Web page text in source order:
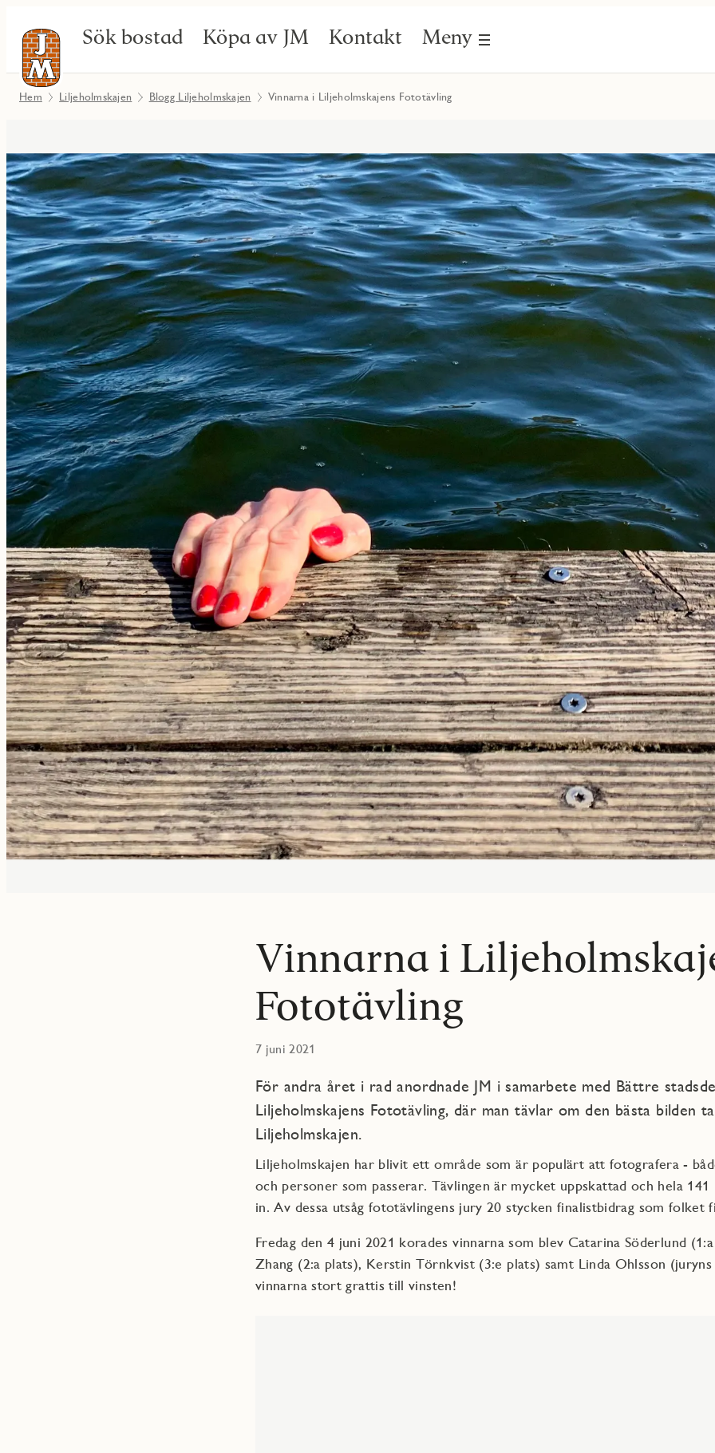
Sök bostad Köpa av JM Kontakt Meny
Hem Liljeholmskajen Blogg Liljeholmskajen Vinnarna i Liljeholmskajens Fototävling
Vinnarna i
Fototävling
7 juni 2021
För andra året i rad anordnade JM i samarbete med Bättre
Liljeholmskajens Fototävling, där man tävlar om den bästa bilden
Liljeholmskajen.
Liljeholmskajen har blivit ett område som är populärt att fotografera -
och personer som passerar. Tävlingen är mycket uppskattad och hela 141
in. Av dessa utsåg fototävlingens jury 20 stycken finalistbidrag som folket
Fredag den 4 juni 2021 korades vinnarna som blev Catarina Söderlund
Zhang (2:a plats), Kerstin Törnkvist (3:e plats) samt Linda Ohlsson
vinnarna stort grattis till vinsten!